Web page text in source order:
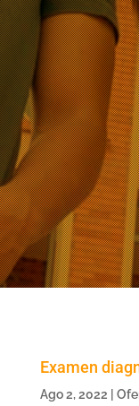
Examen
Ago 2, 2022